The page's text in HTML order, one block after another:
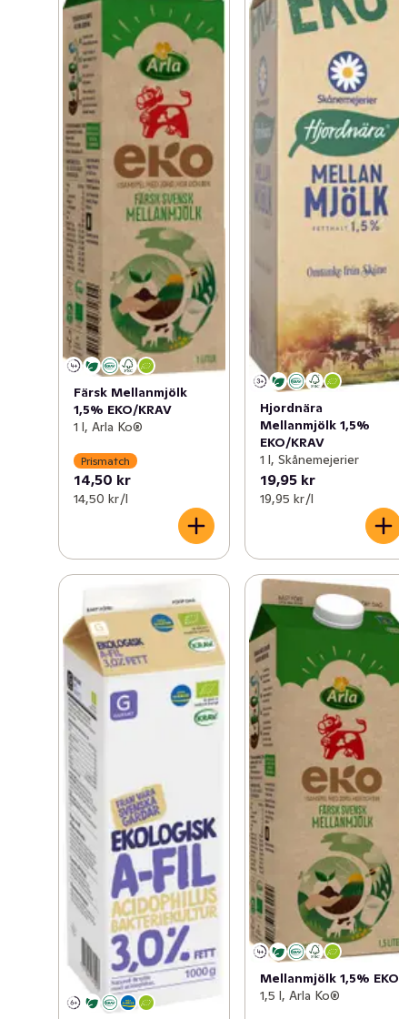
Färsk Mellanmjölk
1,5% EKO/KRAV
1 l, Arla Ko®
Prismatch
14,50 kr
14,50 kr /l
Hjordnära
Mellanmjölk 1,5%
EKO/KRAV
1 l, Skånemejerier
19,95 kr
19,95 kr /l
Mellanmjölk 1,5% EKO
1,5 l, Arla Ko®